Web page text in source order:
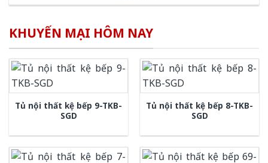
KHUYẾN MẠI HÔM NAY
Tủ nội thất kệ bếp 9-TKB-
SGD
Tủ nội thất kệ bếp 8-TKB-
SGD